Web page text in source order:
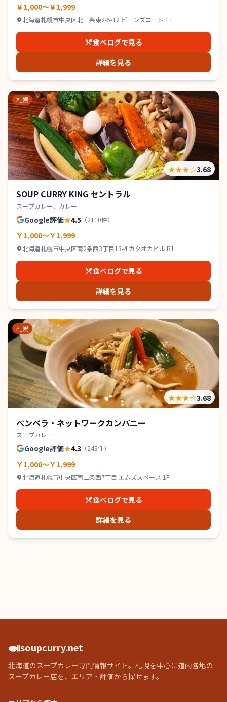
￥1,000～￥1,999
北海道札幌市中央区北一条東2-5-12 ビーンズコート 1Ｆ
食べログで見る
詳細を見る
札幌
★★★☆3.68
SOUP CURRY KING セントラル
スープカレー、カレー
Google評価★4.5 （2110件）
￥1,000～￥1,999
北海道札幌市中央区南2条西3丁目13-4 カタオカビル B1
食べログで見る
詳細を見る
札幌
★★★☆3.68
ベンベラ・ネットワークカンパニー
スープカレー
Google評価★4.3 （243件）
￥1,000～￥1,999
北海道札幌市中央区南二条西7丁目 エムズスペース 1F
食べログで見る
詳細を見る
🍛soupcurry.net
北海道のスープカレー専門情報サイト。札幌を中心に道内各地の
スープカレー店を、エリア・評価から探せます。